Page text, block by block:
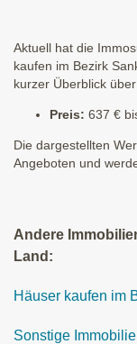
Aktuell hat die
kaufen im Bezirk
kurzer Überblick
Preis: 637 €
Die dargestellten
Angeboten und
Andere
Land:
Häuser kaufen im
Sonstige